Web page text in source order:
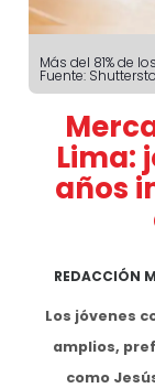
Más del 81% de
Fuente:
Lima:
años
REDACCIÓN
Los jóvenes
amplios,
como